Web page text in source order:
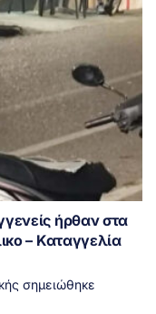
ήρθαν στα
– Καταγγελία
σημειώθηκε